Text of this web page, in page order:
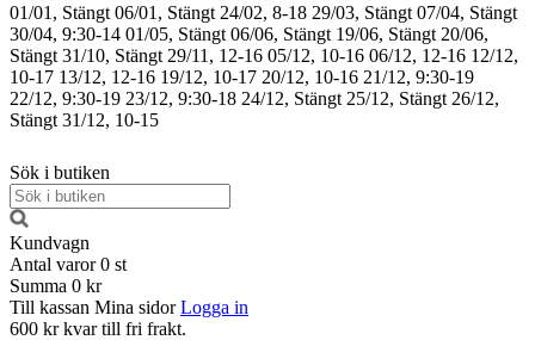
01/01, Stängt 06/01, Stängt 24/02, 8-18 29/03, Stängt 07/04, Stängt
30/04, 9:30-14 01/05, Stängt 06/06, Stängt 19/06, Stängt 20/06,
Stängt 31/10, Stängt 29/11, 12-16 05/12, 10-16 06/12, 12-16 12/12,
10-17 13/12, 12-16 19/12, 10-17 20/12, 10-16 21/12, 9:30-19
22/12, 9:30-19 23/12, 9:30-18 24/12, Stängt 25/12, Stängt 26/12,
Stängt 31/12, 10-15
Sök i butiken
Kundvagn
Antal varor 0 st
Summa 0 kr
Till kassan Mina sidor Logga in
600 kr kvar till fri frakt.